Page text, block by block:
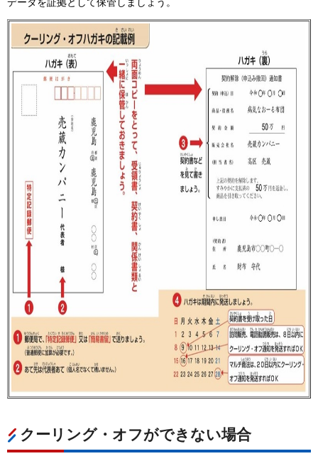
データを証拠として保管しましょう。
クーリング・オフができない場合